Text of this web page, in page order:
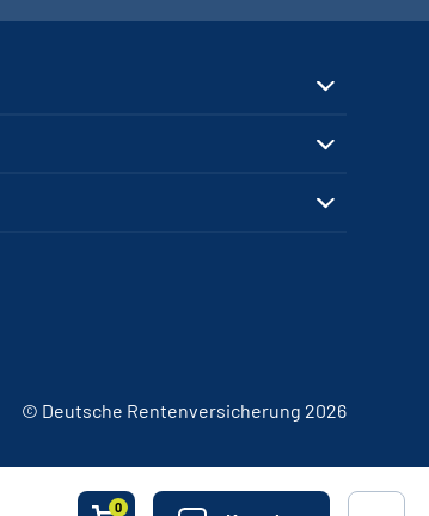
0
© Deutsche Rentenversicherung 2026